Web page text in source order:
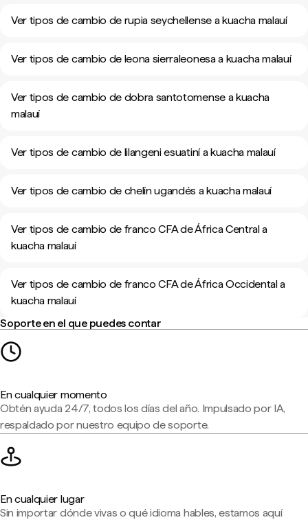
Ver tipos de cambio de rupia seychellense a kuacha malauí
Ver tipos de cambio de leona sierraleonesa a kuacha malauí
Ver tipos de cambio de dobra santotomense a kuacha
malauí
Ver tipos de cambio de lilangeni esuatiní a kuacha malauí
Ver tipos de cambio de chelín ugandés a kuacha malauí
Ver tipos de cambio de franco CFA de África Central a
kuacha malauí
Ver tipos de cambio de franco CFA de África Occidental a
kuacha malauí
Soporte en el que puedes contar
En cualquier momento
Obtén ayuda 24/7, todos los días del año. Impulsado por IA,
respaldado por nuestro equipo de soporte.
En cualquier lugar
Sin importar dónde vivas o qué idioma hables, estamos aquí